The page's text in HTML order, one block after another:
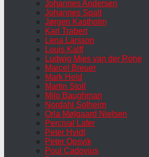
Johannes Andersen
Johannes Spalt
Jørgen Kastholm
Karl Trabert
Lena Larsson
Louis Kalff
Ludwig Mies van der Rohe
Marcel Breuer
Mark Held
Martin Stoll
Milo Baughman
Nordahl Solheim
Orla Mølgaard Nielsen
Percival Lafer
Peter Hvidt
Peter Opsvik
Poul Cadovius